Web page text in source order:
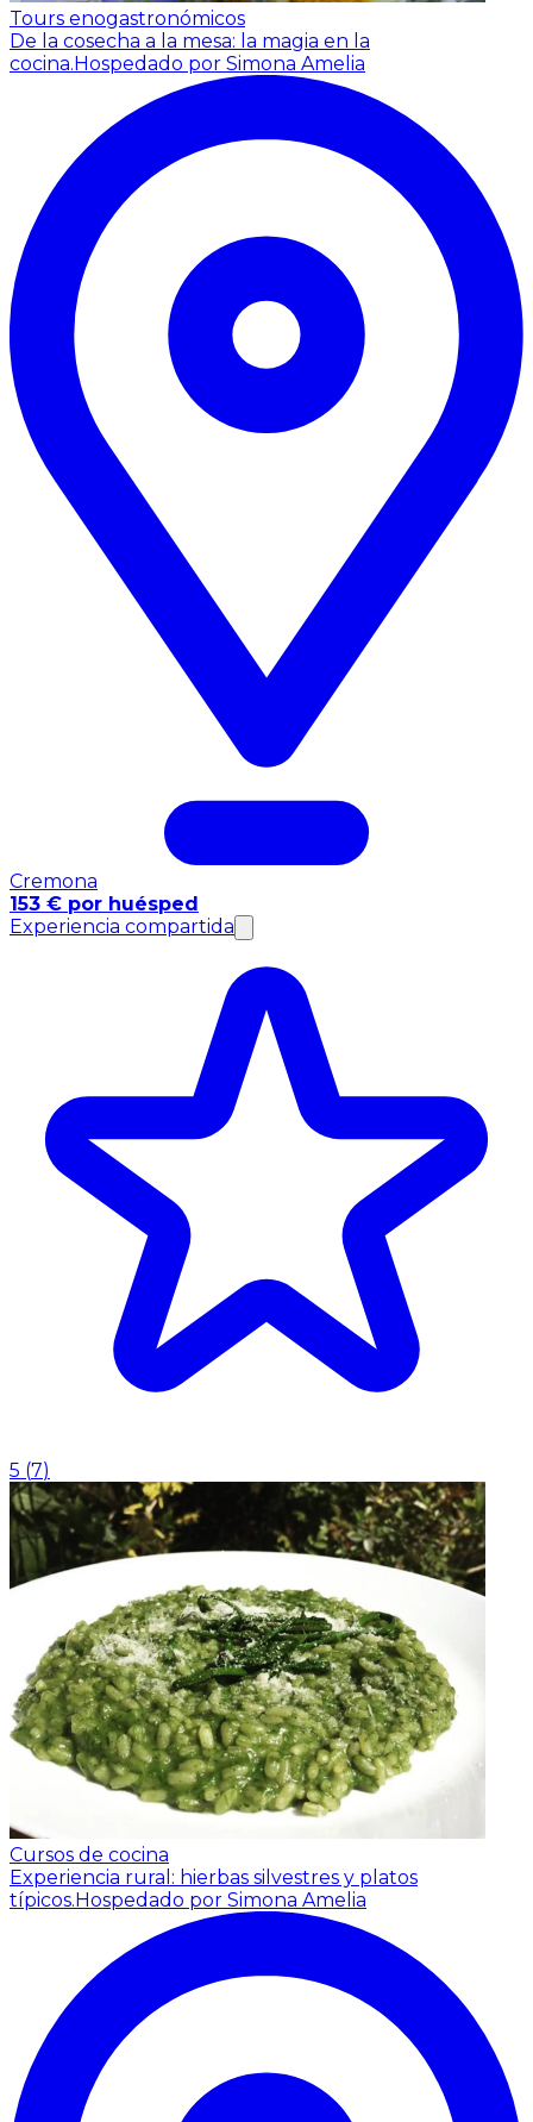
Tours enogastronómicos
De la cosecha a la mesa: la magia en la
cocina.Hospedado por Simona Amelia
Cremona
153 € por huésped
Experiencia compartida
5 (7)
Cursos de cocina
Experiencia rural: hierbas silvestres y platos
típicos.Hospedado por Simona Amelia